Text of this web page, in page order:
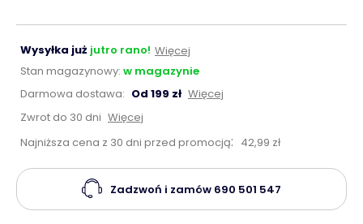
Wysyłka już jutro rano! Więcej
Stan magazynowy: w magazynie
Darmowa dostawa: Od 199 zł Więcej
Zwrot do 30 dni Więcej
Najniższa cena z 30 dni przed promocją: 42,99 zł
Zadzwoń i zamów 690 501 547